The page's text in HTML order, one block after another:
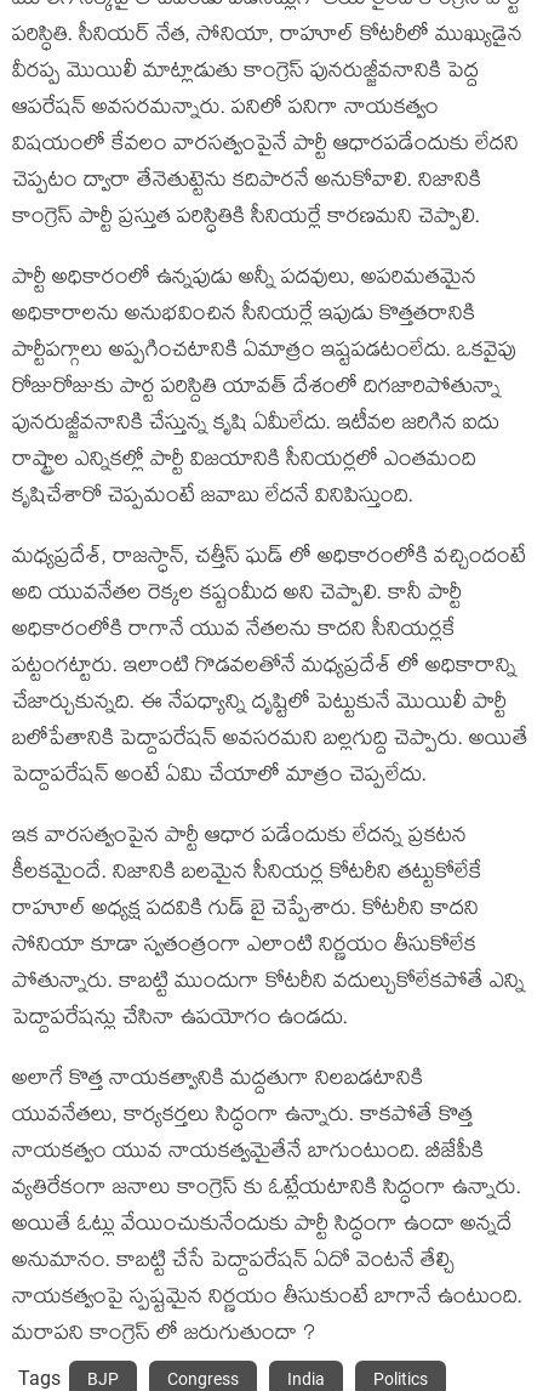
పరిస్ధితి. సీనియర్ నేత, సోనియా, రాహూల్ కోటరీలో ముఖ్యుడైన
వీరప్ప మొయిలీ మాట్లాడుతు కాంగ్రెస్ పునరుజ్జీవనానికి పెద్ద
ఆపరేషన్ అవసరమన్నారు. పనిలో పనిగా నాయకత్వం
విషయంలో కేవలం వారసత్వంపైనే పార్టీ ఆధారపడేందుకు లేదని
చెప్పటం ద్వారా తేనెతుట్టెను కదిపారనే అనుకోవాలి. నిజానికి
కాంగ్రెస్ పార్టీ ప్రస్తుత పరిస్ధితికి సీనియర్లే కారణమని చెప్పాలి.
పార్టీ అధికారంలో ఉన్నపుడు అన్నీ పదవులు, అపరిమతమైన
అధికారాలను అనుభవించిన సీనియర్లే ఇపుడు కొత్తతరానికి
పార్టీపగ్గాలు అప్పగించటానికి ఏమాత్రం ఇష్టపడటంలేదు. ఒకవైపు
రోజురోజుకు పార్ట పరిస్దితి యావత్ దేశంలో దిగజారిపోతున్నా
పునరుజ్జీవనానికి చేస్తున్న కృషి ఏమీలేదు. ఇటీవల జరిగిన ఐదు
రాష్ట్రాల ఎన్నికల్లో పార్టీ విజయానికి సీనియర్లలో ఎంతమంది
కృషిచేశారో చెప్పమంటే జవాబు లేదనే వినిపిస్తుంది.
మధ్యప్రదేశ్, రాజస్ధాన్, చత్తీస్ ఘడ్ లో అధికారంలోకి వచ్చిందంటే
అది యువనేతల రెక్కల కష్టంమీద అని చెప్పాలి. కానీ పార్టీ
అధికారంలోకి రాగానే యువ నేతలను కాదని సీనియర్లకే
పట్టంగట్టారు. ఇలాంటి గొడవలతోనే మధ్యప్రదేశ్ లో అధికారాన్ని
చేజార్చుకున్నది. ఈ నేపధ్యాన్ని దృష్టిలో పెట్టుకునే మొయిలీ పార్టీ
బలోపేతానికి పెద్దాపరేషన్ అవసరమని బల్లగుద్ది చెప్పారు. అయితే
పెద్దాపరేషన్ అంటే ఏమి చేయాలో మాత్రం చెప్పలేదు.
ఇక వారసత్వంపైన పార్టీ ఆధార పడేందుకు లేదన్న ప్రకటన
కీలకమైందే. నిజానికి బలమైన సీనియర్ల కోటరీని తట్టుకోలేకే
రాహూల్ అధ్యక్ష పదవికి గుడ్ బై చెప్పేశారు. కోటరీని కాదని
సోనియా కూడా స్వతంత్రంగా ఎలాంటి నిర్ణయం తీసుకోలేక
పోతున్నారు. కాబట్టి ముందుగా కోటరీని వదుల్చుకోలేకపోతే ఎన్ని
పెద్దాపరేషన్లు చేసినా ఉపయోగం ఉండదు.
అలాగే కొత్త నాయకత్వానికి మద్దతుగా నిలబడటానికి
యువనేతలు, కార్యకర్తలు సిద్ధంగా ఉన్నారు. కాకపోతే కొత్త
నాయకత్వం యువ నాయకత్వమైతేనే బాగుంటుంది. బీజేపీకి
వ్యతిరేకంగా జనాలు కాంగ్రెస్ కు ఓట్లేయటానికి సిద్ధంగా ఉన్నారు.
అయితే ఓట్లు వేయించుకునేందుకు పార్టీ సిద్ధంగా ఉందా అన్నదే
అనుమానం. కాబట్టి చేసే పెద్దాపరేషన్ ఏదో వెంటనే తేల్చి
నాయకత్వంపై స్పష్టమైన నిర్ణయం తీసుకుంటే బాగానే ఉంటుంది.
మరాపని కాంగ్రెస్ లో జరుగుతుందా ?
Tags BJP Congress India Politics